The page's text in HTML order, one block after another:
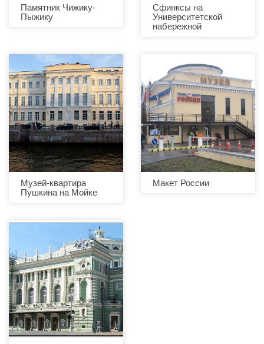
Памятник Чижику-
Пыжику
Сфинксы на
Университетской
набережной
Музей-квартира
Пушкина на Мойке
Макет России